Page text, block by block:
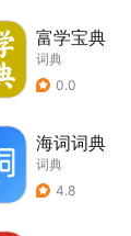
富学宝典
词典
0.0
海词词典
词典
4.8